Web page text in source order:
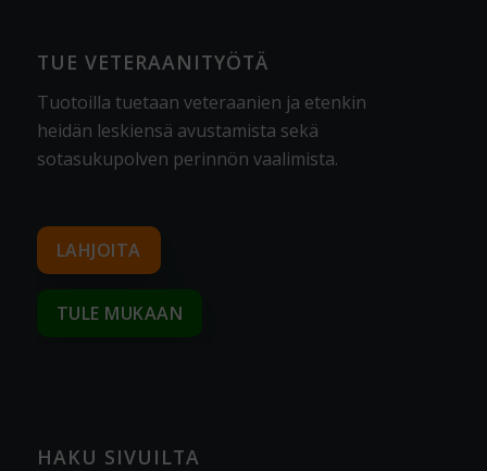
TUE VETERAANITYÖTÄ
Tuotoilla tuetaan veteraanien ja etenkin
heidän leskiensä avustamista sekä
sotasukupolven perinnön vaalimista.
LAHJOITA
TULE MUKAAN
HAKU SIVUILTA